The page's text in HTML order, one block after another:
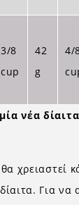
3/8
cup
42
g
4/
νέα
χρειαστεί
Για να